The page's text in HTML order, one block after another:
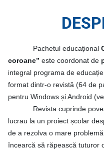
Pachetul educațional
coroane” este coordonat de
integral programa de
format dintr-o revistă (64 de
pentru Windows și Android
Revista cuprinde
lucrau la un proiect școlar
de a rezolva o mare
încearcă să răpească tuturor